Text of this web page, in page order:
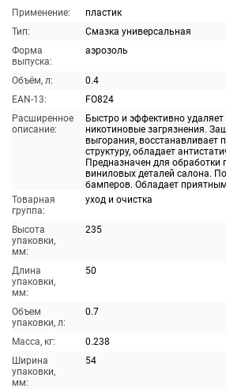
Применение:
пластик
Тип:
Смазка универсальная
Форма
выпуска:
аэрозоль
Объём, л:
0.4
EAN-13:
FO824
Расширенное
описание:
Быстро и эффективно
никотиновые загрязнения.
выгорания, восстанавливает
структуру, обладает
Предназначен для обработки
виниловых деталей салона.
бамперов. Обладает
Товарная
группа:
уход и очистка
Высота
упаковки,
мм:
235
Длина
упаковки,
мм:
50
Объем
упаковки, л:
0.7
Масса, кг:
0.238
Ширина
упаковки,
мм:
54